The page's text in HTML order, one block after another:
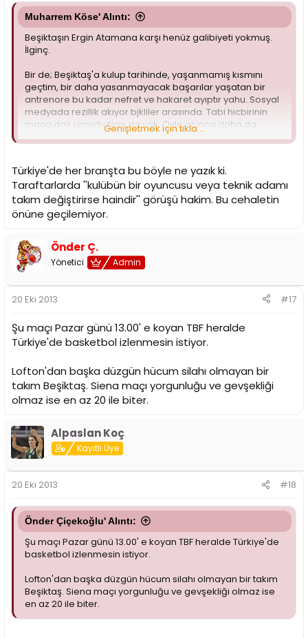
Muharrem Köse' Alıntı:
Beşiktaşın Ergin Atamana karşı henüz galibiyeti yokmuş.
İlginç.
Bir de; Beşiktaş'a kulup tarihinde, yaşanmamış kısmını
geçtim, bir daha yasanmayacak başarılar yaşatan bir
antrenore bu kadar nefret ve hakaret ayıptır yahu. Sosyal
medyada rezillik akıyor bjkliler arasında. Tabi hicbirinin
maca dair umudu filan da yok. Öyle olunca daha da
cildiriyorlar. Bir tane tribün lideri de çıkıp tek kelime laf
Genişletmek için tıkla ...
Türkiye'de her branşta bu böyle ne yazık ki.
Taraftarlarda ''kulübün bir oyuncusu veya teknik adamı
takım değiştirirse haindir'' görüşü hakim. Bu cehaletin
önüne geçilemiyor.
Önder Ç.
Yönetici Admin
20 Eki 2013 #17
Şu maçı Pazar günü 13.00' e koyan TBF heralde
Türkiye'de basketbol izlenmesin istiyor.
Lofton'dan başka düzgün hücum silahı olmayan bir
takım Beşiktaş. Siena maçı yorgunluğu ve gevşekliği
olmaz ise en az 20 ile biter.
Alpaslan Koç
Kayıtlı Üye
20 Eki 2013 #18
Önder Çiçekoğlu' Alıntı:
Şu maçı Pazar günü 13.00' e koyan TBF heralde Türkiye'de
basketbol izlenmesin istiyor.
Lofton'dan başka düzgün hücum silahı olmayan bir takım
Beşiktaş. Siena maçı yorgunluğu ve gevşekliği olmaz ise
en az 20 ile biter.